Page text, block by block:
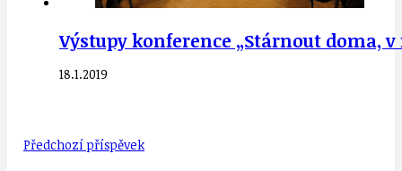
Výstupy konference „Stárnout doma, v
18.1.2019
Předchozí příspěvek